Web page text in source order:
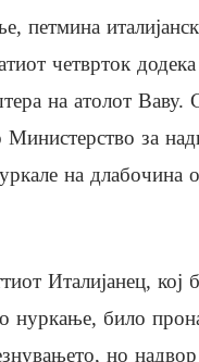
петмина
четврток
на атолот Ваву.
Министерство за
на длабочина
Италијанец, кој
нуркање, било
но